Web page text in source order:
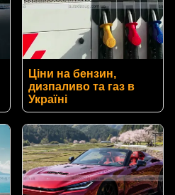
Ціни на бензин,
дизпаливо та газ в
Україні